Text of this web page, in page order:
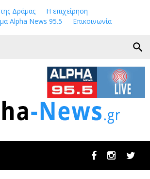
Δράμας
Η επιχείρηση
Alpha News 95.5
Επικοινωνία
search
FacebookInstagram